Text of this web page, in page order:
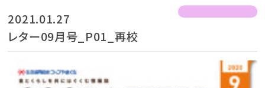
2021.01.27
レター09月号_P01_再校